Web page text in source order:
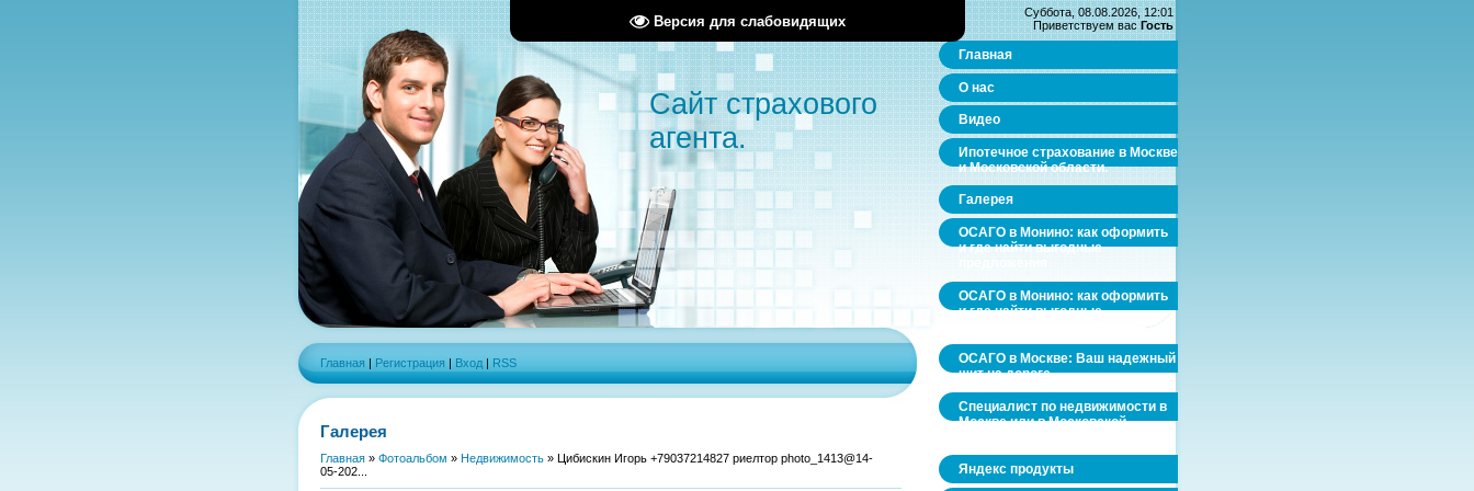
Версия для слабовидящих
Сайт страхового
агента.
Главная | Регистрация | Вход | RSS
Галерея
Главная » Фотоальбом » Недвижимость » Цибискин Игорь +79037214827 риелтор photo_1413@14-
05-202...
Суббота, 08.08.2026, 12:01
Приветствуем вас Гость
Главная
О нас
Видео
Ипотечное страхование в Москве
и Московской области.
Галерея
ОСАГО в Монино: как оформить
и где найти выгодные
ОСАГО в Монино: как оформить
и где найти выгодные
ОСАГО в Москве: Ваш надежный
щит на дороге
Специалист по недвижимости в
Москве или в Московской
Яндекс продукты